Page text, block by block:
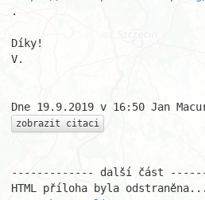
.
Díky!
V.
zobrazit citaci
------------- další část
HTML příloha byla odstraněna...